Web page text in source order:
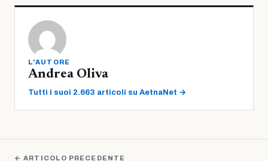
L'AUTORE
Andrea Oliva
Tutti i suoi 2.663 articoli su AetnaNet →
← ARTICOLO PRECEDENTE